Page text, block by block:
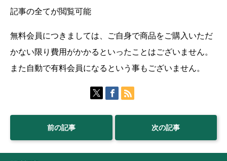
記事の全てが閲覧可能
無料会員につきましては、ご自身で商品をご購入いただ
かない限り費用がかかるといったことはございません。
また自動で有料会員になるという事もございません。
前の記事 次の記事